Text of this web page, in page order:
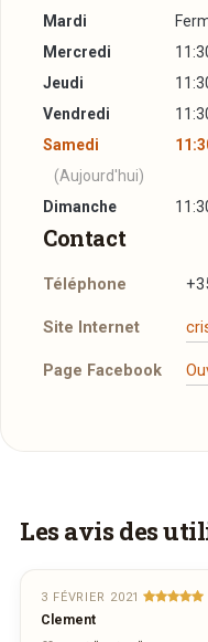
Mardi
Mercredi
Jeudi
Vendredi
Samedi
(Aujourd'hui)
Dimanche
Contact
Téléphone
Site Internet
Page Facebook
Carpaccio de
Salades
Vous
Vous adorez
déguster ses
ne propose pas
Les avis des
3 FÉVRIER 2021
Clement